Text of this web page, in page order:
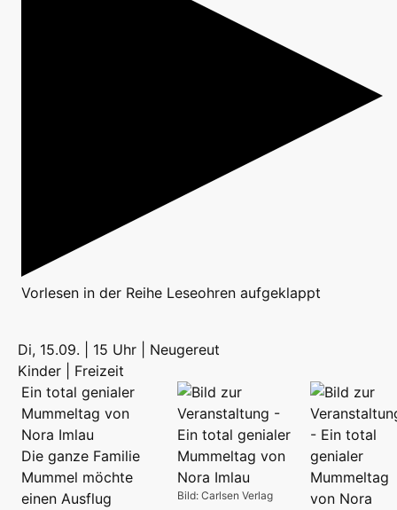
Vorlesen in der Reihe Leseohren aufgeklappt
Di, 15.09. | 15 Uhr | Neugereut
Kinder | Freizeit
Bild: Carlsen Verlag
Ein total genialer
Mummeltag von
Nora Imlau
Die ganze Familie
Mummel möchte
einen Ausflug